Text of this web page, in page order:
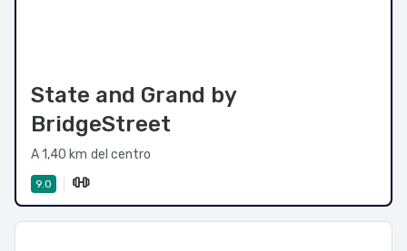
State and Grand by
BridgeStreet
A 1,40 km del centro
9.0